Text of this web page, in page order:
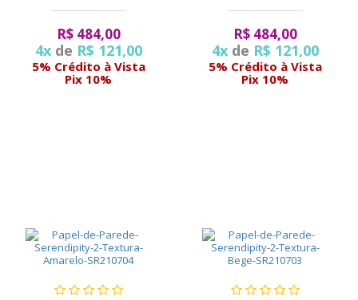
R$ 484,00
4xde R$ 121,00
5% Crédito à Vista
Pix 10%
R$ 484,00
4xde R$ 121,00
5% Crédito à Vista
Pix 10%